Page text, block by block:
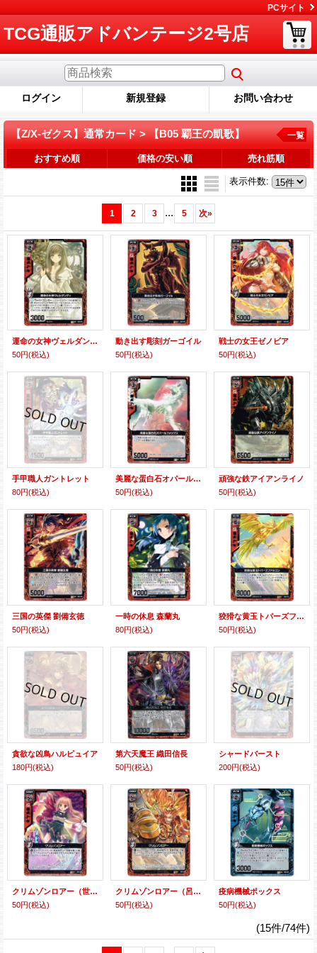
PCサイト
TCG通販アドバンテージ2号店
ログイン 新規登録 お問い合わせ
【Z/X-ゼクス】通常カード > 【B05 覇王の凱歌】 一覧
おすすめ順 価格の安い順 売れ筋順
表示件数:
1 2 3 ... 5 次»
運命の女神ヴェルダンディ
50円(税込)
動き出す彫刻ガーゴイル
50円(税込)
戦士の女王ゼノビア
50円(税込)
手甲職人ガントレット
80円(税込)
美麗な蛋白石オパールフォックス
50円(税込)
頑強な鉄アイアンライノ
50円(税込)
三国の英傑 劉備玄徳
50円(税込)
一時の休息 森蘭丸
80円(税込)
狡猾な黄玉トパーズファルコン
50円(税込)
貪欲な凶鳥ハルピュイア
180円(税込)
第六天魔王 織田信長
50円(税込)
シャードバースト
200円(税込)
クリムゾンロアー（世羅）
50円(税込)
クリムゾンロアー（呂布＆アレキサンダー）
50円(税込)
疫病機械ポックス
50円(税込)
(15件/74件)